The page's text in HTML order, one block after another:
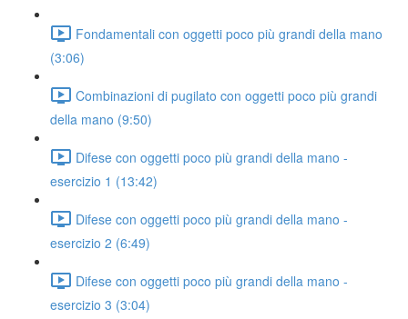
Fondamentali con oggetti poco più grandi della mano
(3:06)
Combinazioni di pugilato con oggetti poco più grandi
della mano (9:50)
Difese con oggetti poco più grandi della mano -
esercizio 1 (13:42)
Difese con oggetti poco più grandi della mano -
esercizio 2 (6:49)
Difese con oggetti poco più grandi della mano -
esercizio 3 (3:04)